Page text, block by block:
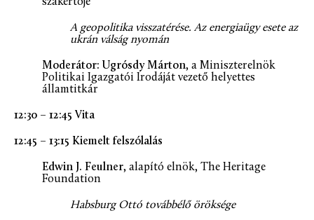
szakértője
A geopolitika visszatérése. Az energiaügy esete az
ukrán válság nyomán
Moderátor: Ugrósdy Márton, a Miniszterelnök
Politikai Igazgatói Irodáját vezető helyettes
államtitkár
12:30 – 12:45 Vita
12:45 – 13:15 Kiemelt felszólalás
Edwin J. Feulner, alapító elnök, The Heritage
Foundation
Habsburg Ottó továbbélő öröksége